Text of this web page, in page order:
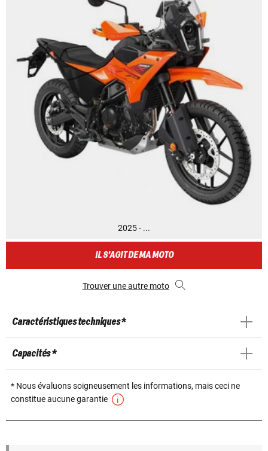
2025 - ...
IL S'AGIT DE MA MOTO
Trouver une autre moto
Caractéristiques techniques *
Capacités *
* Nous évaluons soigneusement les informations, mais ceci ne
constitue aucune garantie